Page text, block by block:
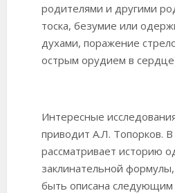
родителями и другими
тоска, безумие или
духами, поражение
острым орудием в
Интересные
приводит А.Л. Топорков. В
рассматривает историю
заклинательной
быть описана следующим